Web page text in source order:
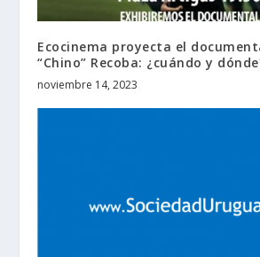
Ecocinema proyecta el
“Chino” Recoba: ¿cuándo y
noviembre 14, 2023